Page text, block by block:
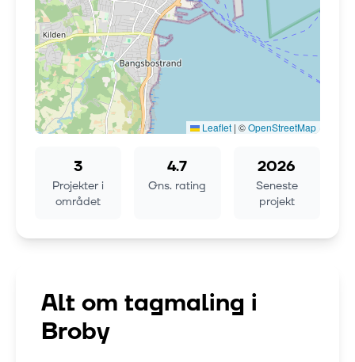
Leaflet | ©OpenStreetMap
3
Projekter i
området
4.7
Gns. rating
2026
Seneste
projekt
Alt om tagmaling i
Broby